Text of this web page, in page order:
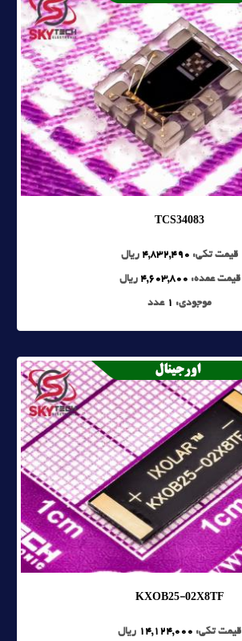
TCS34083
قیمت تکی: 4,832,490 ریال
قیمت عمده: 4,603,800 ریال
موجودی: 1 عدد
KXOB25-02X8TF
قیمت تکی: 14,124,000 ریال